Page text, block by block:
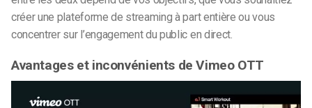
créer une plateforme de streaming à part entière ou vous
concentrer sur l’engagement du public en direct.
Avantages et inconvénients de Vimeo OTT